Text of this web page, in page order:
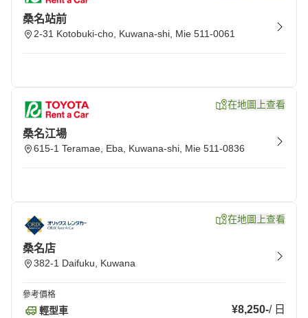
桑名站前
2-31 Kotobuki-cho, Kuwana-shi, Mie 511-0061
在地圖上查看
桑名江場
615-1 Teramae, Eba, Kuwana-shi, Mie 511-0836
在地圖上查看
桑名店
382-1 Daifuku, Kuwana
參考價格
輕型車 ¥8,250-/ 日